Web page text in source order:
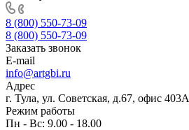
8 (800) 550-73-09
8 (800) 550-73-09
Заказать звонок
E-mail
info@artgbi.ru
Адрес
г. Тула, ул. Советская, д.67, офис 403А
Режим работы
Пн - Вс: 9.00 - 18.00